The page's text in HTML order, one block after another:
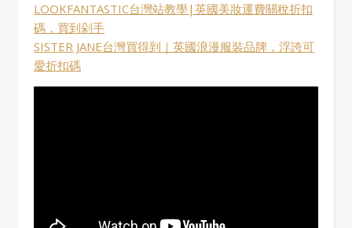
LOOKFANTASTIC台灣站教學|英國美妝運費關稅折扣
碼，買到剁手
SISTER JANE台灣買得到｜英國浪漫服裝品牌，浮誇可
愛折扣碼